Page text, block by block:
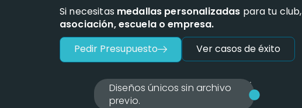
Si necesitas medallas personalizadas para tu club,
asociación, escuela o empresa.
Pedir Presupuesto
Ver casos de éxito
Diseños únicos sin archivo
previo.